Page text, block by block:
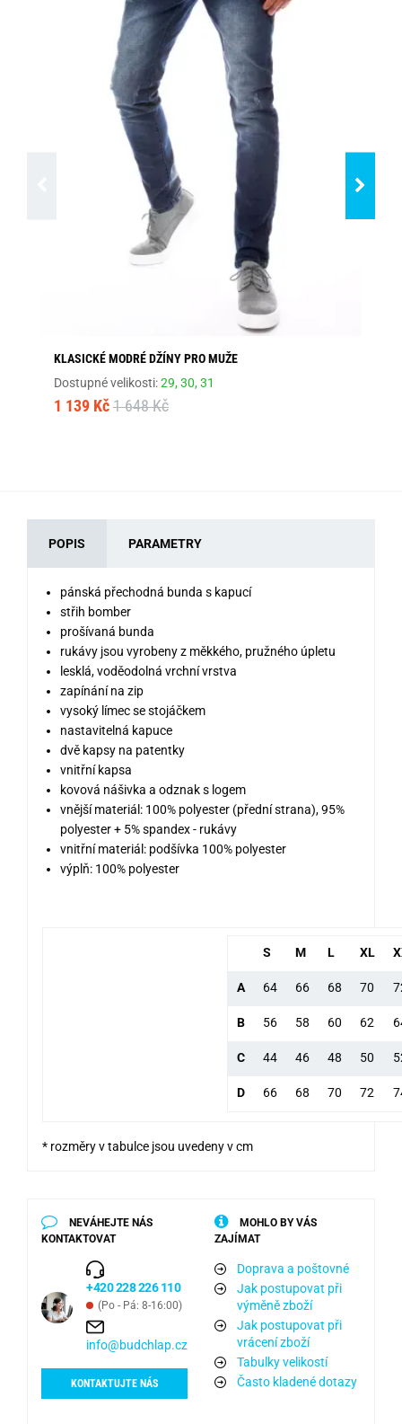
KLASICKÉ MODRÉ DŽÍNY PRO MUŽE
Dostupné velikosti:29,30,31
1 139 Kč 1 648 Kč
POPIS PARAMETRY
pánská přechodná bunda s kapucí
střih bomber
prošívaná bunda
rukávy jsou vyrobeny z měkkého, pružného úpletu
lesklá, voděodolná vrchní vrstva
zapínání na zip
vysoký límec se stojáčkem
nastavitelná kapuce
dvě kapsy na patentky
vnitřní kapsa
kovová nášivka a odznak s logem
vnější materiál: 100% polyester (přední strana), 95%
polyester + 5% spandex - rukávy
vnitřní materiál: podšívka 100% polyester
výplň: 100% polyester
S M L XL
A 64 66 68 70
B 56 58 60 62
C 44 46 48 50
D 66 68 70 72
* rozměry v tabulce jsou uvedeny v cm
NEVÁHEJTE NÁS
KONTAKTOVAT
+420 228 226 110
(Po - Pá: 8-16:00)
info@budchlap.cz
KONTAKTUJTE NÁS
MOHLO BY VÁS
ZAJÍMAT
Doprava a poštovné
Jak postupovat při
výměně zboží
Jak postupovat při
vrácení zboží
Tabulky velikostí
Často kladené dotazy